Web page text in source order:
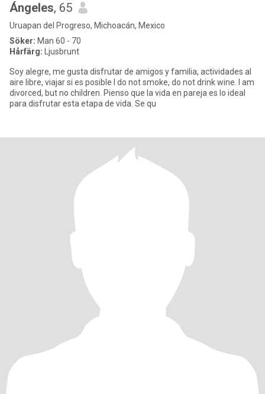
Ángeles, 65
Uruapan del Progreso, Michoacán, Mexico
Söker: Man 60 - 70
Hårfärg: Ljusbrunt
Soy alegre, me gusta disfrutar de amigos y familia, actividades al
aire libre, viajar si es posible I do not smoke, do not drink wine. I am
divorced, but no children. Pienso que la vida en pareja es lo ideal
para disfrutar esta etapa de vida. Se qu